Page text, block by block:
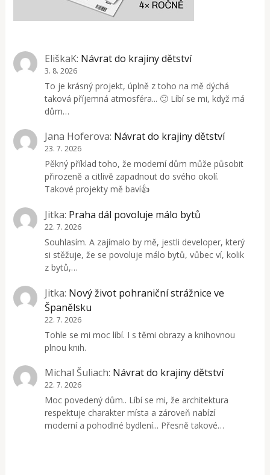
EliškaK: Návrat do krajiny dětství
3. 8. 2026
To je krásný projekt, úplně z toho na mě dýchá
taková příjemná atmosféra... 🙂 Líbí se mi, když má
dům…
Jana Hoferova: Návrat do krajiny dětství
23. 7. 2026
Pěkný příklad toho, že moderní dům může působit
přirozeně a citlivě zapadnout do svého okolí.
Takové projekty mě baví👍
Jitka: Praha dál povoluje málo bytů
22. 7. 2026
Souhlasím. A zajímalo by mě, jestli developer, který
si stěžuje, že se povoluje málo bytů, vůbec ví, kolik
z bytů,…
Jitka: Nový život pohraniční strážnice ve
Španělsku
22. 7. 2026
Tohle se mi moc líbí. I s těmi obrazy a knihovnou
plnou knih.
Michal Šuliach: Návrat do krajiny dětství
22. 7. 2026
Moc povedený dům.. Líbí se mi, že architektura
respektuje charakter místa a zároveň nabízí
moderní a pohodlné bydlení... Přesně takové…